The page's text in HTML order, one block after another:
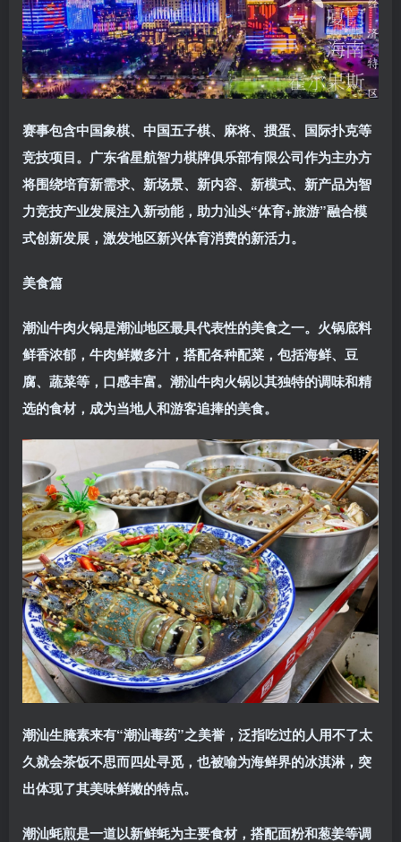
赛事包含中国象棋、中国五子棋、麻将、掼蛋、国际扑克等
竞技项目。广东省星航智力棋牌俱乐部有限公司作为主办方
将围绕培育新需求、新场景、新内容、新模式、新产品为智
力竞技产业发展注入新动能，助力汕头“体育+旅游”融合模
式创新发展，激发地区新兴体育消费的新活力。
美食篇
潮汕牛肉火锅是潮汕地区最具代表性的美食之一。火锅底料
鲜香浓郁，牛肉鲜嫩多汁，搭配各种配菜，包括海鲜、豆
腐、蔬菜等，口感丰富。潮汕牛肉火锅以其独特的调味和精
选的食材，成为当地人和游客追捧的美食。
潮汕生腌素来有“潮汕毒药”之美誉，泛指吃过的人用不了太
久就会茶饭不思而四处寻觅，也被喻为海鲜界的冰淇淋，突
出体现了其美味鲜嫩的特点。
潮汕蚝煎是一道以新鲜蚝为主要食材，搭配面粉和葱姜等调